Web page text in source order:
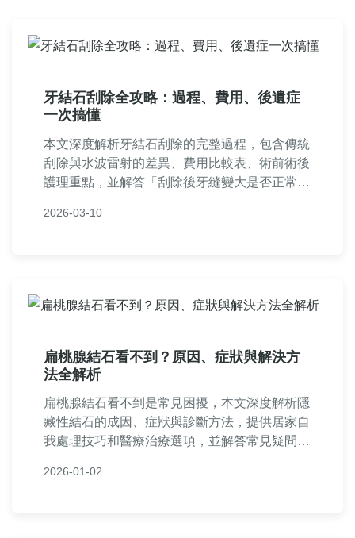
牙結石刮除全攻略：過程、費用、後遺症
一次搞懂
本文深度解析牙結石刮除的完整過程，包含傳統
刮除與水波雷射的差異、費用比較表、術前術後
護理重點，並解答「刮除後牙縫變大是否正常」
了解牙結石刮除的必要性與細節，做出最明智的
2026-03-10
扁桃腺結石看不到？原因、症狀與解決方
法全解析
扁桃腺結石看不到是常見困擾，本文深度解析隱
藏性結石的成因、症狀與診斷方法，提供居家自
我處理技巧和醫療治療選項，並解答常見疑問，
康。
2026-01-02